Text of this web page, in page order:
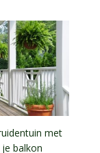
met
balkon